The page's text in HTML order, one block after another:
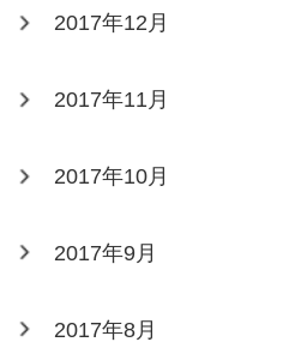
2017年12月
2017年11月
2017年10月
2017年9月
2017年8月